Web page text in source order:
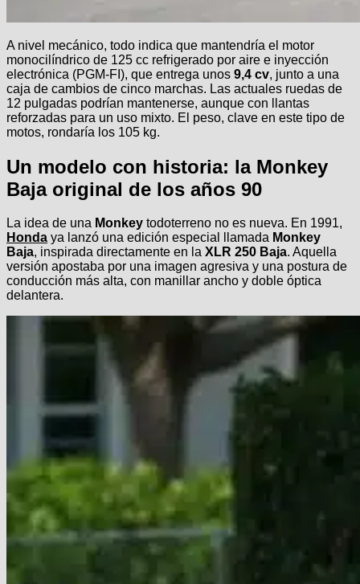
A nivel mecánico, todo indica que mantendría el motor
monocilíndrico de 125 cc refrigerado por aire e inyección
electrónica (PGM-FI), que entrega unos 9,4 cv, junto a una
caja de cambios de cinco marchas. Las actuales ruedas de
12 pulgadas podrían mantenerse, aunque con llantas
reforzadas para un uso mixto. El peso, clave en este tipo de
motos, rondaría los 105 kg.
Un modelo con historia: la Monkey
Baja original de los años 90
La idea de una Monkey todoterreno no es nueva. En 1991,
Honda ya lanzó una edición especial llamada Monkey
Baja, inspirada directamente en la XLR 250 Baja. Aquella
versión apostaba por una imagen agresiva y una postura de
conducción más alta, con manillar ancho y doble óptica
delantera.